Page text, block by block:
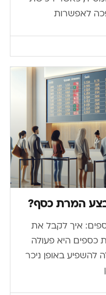
לאפשרות
המרת כסף?
איך לקבל את
כספים היא פעולה
להשפיע באופן ניכר